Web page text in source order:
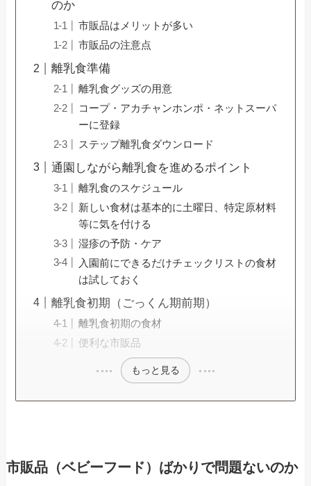
のか
市販品はメリットが多い
市販品の注意点
離乳食準備
離乳食グッズの用意
コープ・アカチャンホンポ・ネットスーパ
ーに登録
ステップ離乳食ダウンロード
通園しながら離乳食を進めるポイント
離乳食のスケジュール
新しい食材は基本的に土曜日、特定原材料
等に気を付ける
湿疹の予防・ケア
入園前にできるだけチェックリストの食材
は試しておく
離乳食初期（ごっくん期前期）
離乳食初期の食材
便利な市販品
もっと見る
市販品（ベビーフード）ばかりで問題ないのか